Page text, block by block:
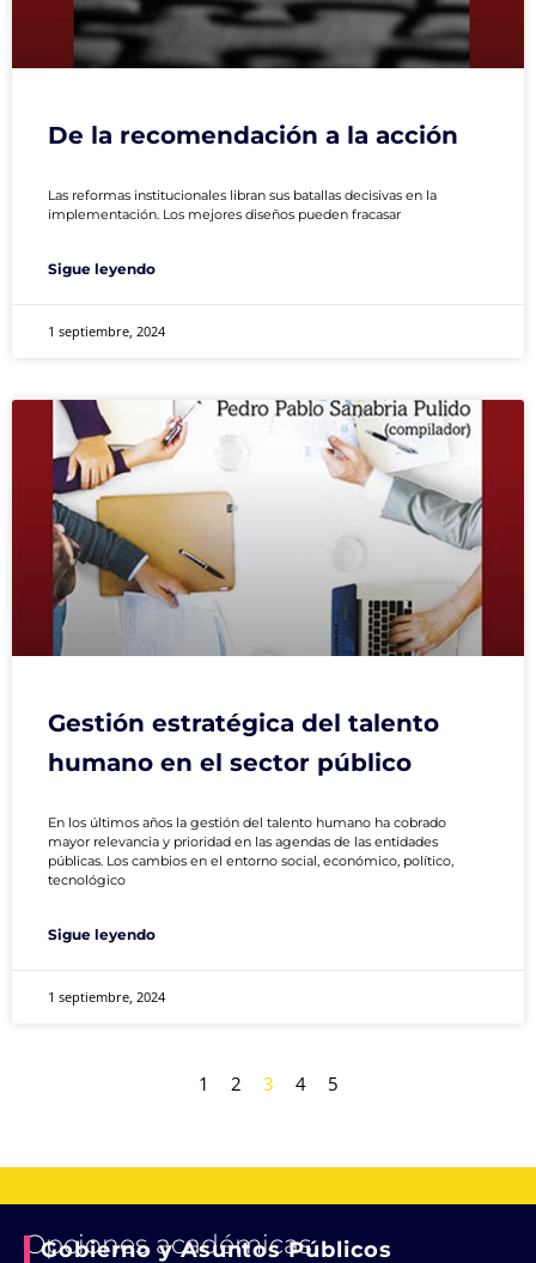
De la recomendación a la acción
Las reformas institucionales libran sus batallas decisivas en la
implementación. Los mejores diseños pueden fracasar
Sigue leyendo
1 septiembre, 2024
Gestión estratégica del talento
humano en el sector público
En los últimos años la gestión del talento humano ha cobrado
mayor relevancia y prioridad en las agendas de las entidades
públicas. Los cambios en el entorno social, económico, político,
tecnológico
Sigue leyendo
1 septiembre, 2024
1 2 3 4 5
Opciones académicas
Gobierno y Asuntos Públicos